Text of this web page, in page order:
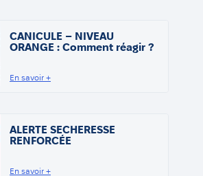
CANICULE – NIVEAU
ORANGE : Comment réagir ?
En savoir +
ALERTE SECHERESSE
RENFORCÉE
En savoir +